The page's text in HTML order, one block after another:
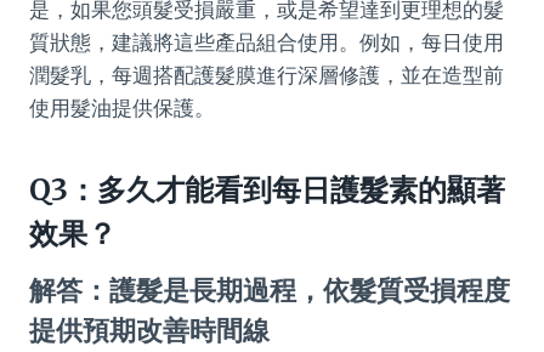
是，如果您頭髮受損嚴重，或是希望達到更理想的髮
質狀態，建議將這些產品組合使用。例如，每日使用
潤髮乳，每週搭配護髮膜進行深層修護，並在造型前
使用髮油提供保護。
Q3：多久才能看到每日護髮素的顯著
效果？
解答：護髮是長期過程，依髮質受損程度
提供預期改善時間線